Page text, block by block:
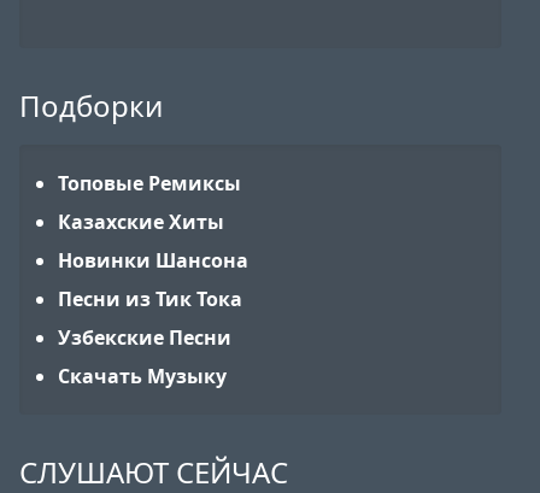
Подборки
Топовые Ремиксы
Казахские Хиты
Новинки Шансона
Песни из Тик Тока
Узбекские Песни
Скачать Музыку
СЛУШАЮТ СЕЙЧАС